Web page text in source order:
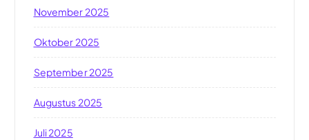
November 2025
Oktober 2025
September 2025
Augustus 2025
Juli 2025